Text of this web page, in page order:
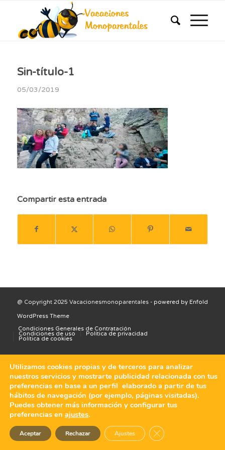
Sin-título-1
05/03/2019
Compartir esta entrada
@ Copyright 2025 Vacacionesmonoparentales - powered by Enfold
WordPress Theme
Condiciones Generales de Contratación
Condiciones de uso Política de privacidad
Política de cookies
Utilizamos cookies propias y de terceros para analizar
nuestros servicios y mostrarte publicidad relacionada con tus
preferencias en base a un perfil elaborado a partir de tus
hábitos de navegación (por ejemplo, páginas visitadas).
Puedes obtener más información y configurar tus
preferencias en ajustes.
Aceptar Rechazar Ajustes Cerrar el banner de